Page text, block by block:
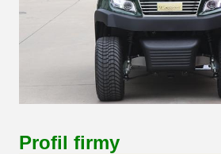
Profil firmy